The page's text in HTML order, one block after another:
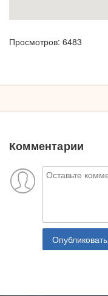
Просмотров: 6483
Комментарии
Опубликовать